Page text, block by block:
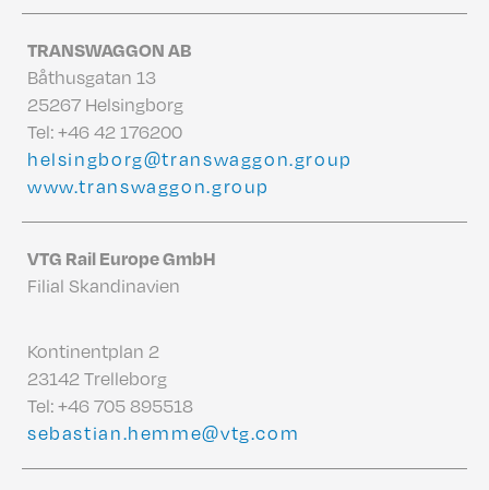
TRANSWAGGON AB
Båthusgatan 13
25267 Helsingborg
Tel:+46 42 176200
helsingborg@transwaggon.group
www.transwaggon.group
VTG Rail Europe GmbH
Filial Skandinavien
Kontinentplan 2
23142 Trelleborg
Tel:+46 705 895518
sebastian.hemme@vtg.com